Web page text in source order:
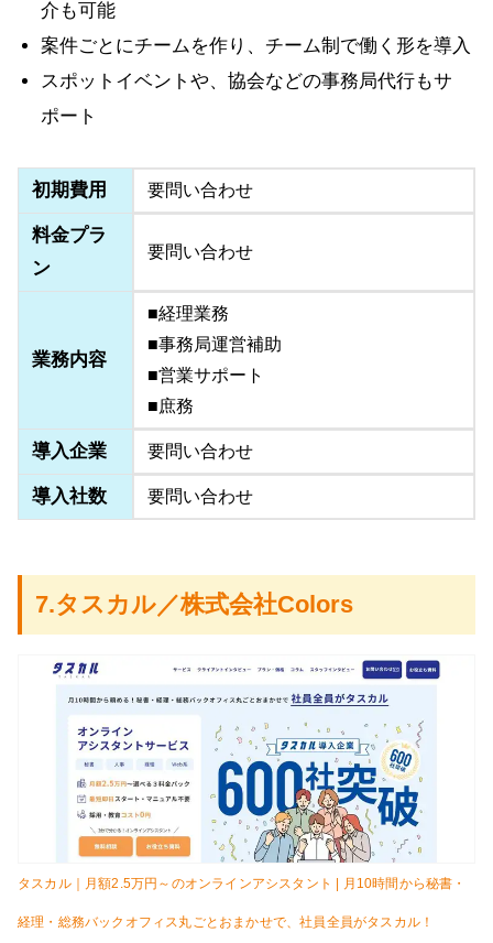
介も可能
案件ごとにチームを作り、チーム制で働く形を導入
スポットイベントや、協会などの事務局代行もサ
ポート
初期費用 要問い合わせ
料金プラ
ン
要問い合わせ
業務内容
■経理業務
■事務局運営補助
■営業サポート
■庶務
導入企業 要問い合わせ
導入社数 要問い合わせ
7.タスカル／株式会社Colors
タスカル｜月額2.5万円～のオンラインアシスタント | 月10時間から秘書・
経理・総務バックオフィス丸ごとおまかせで、社員全員がタスカル！